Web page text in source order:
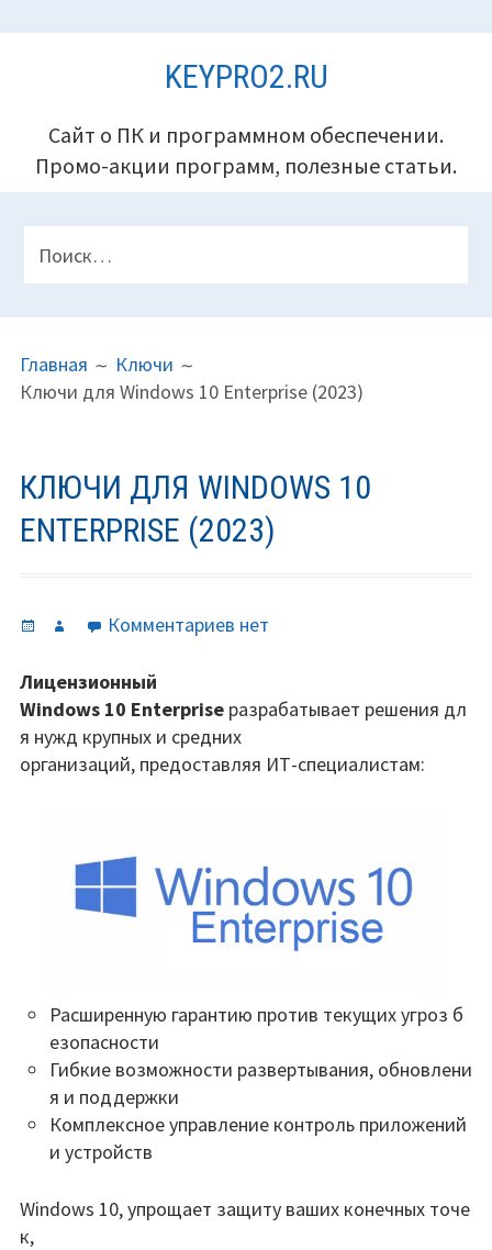
KEYPRO2.RU
Сайт о ПК и программном обеспечении.
Промо-акции программ, полезные статьи.
ВЕРХНЕГО
КОЛОНТИТУЛА
Найти:
НА
САЙТЕ
КРОШКИ)
Главная
Ключи
Ключи для Windows 10 Enterprise (2023)
КЛЮЧИ ДЛЯ WINDOWS 10
ENTERPRISE (2023)
Опубликовано
Автор Комментариевк
для
Windows
10
нет
Лицензионный
Windows 10 Enterpriseразрабатывает решения дл
я нужд крупных и средних
организаций, предоставляя ИТ-специалистам:
Расширенную гарантию против текущих угроз б
езопасности
Гибкие возможности развертывания, обновлени
я и поддержки
Комплексное управление контроль приложений
и устройств
Windows 10, упрощает защиту ваших конечных точе
к,